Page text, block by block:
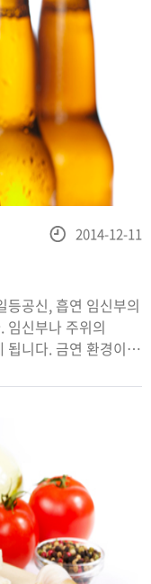
임신부나 주위의
됩니다. 금연 환경이
등
2014-12-11